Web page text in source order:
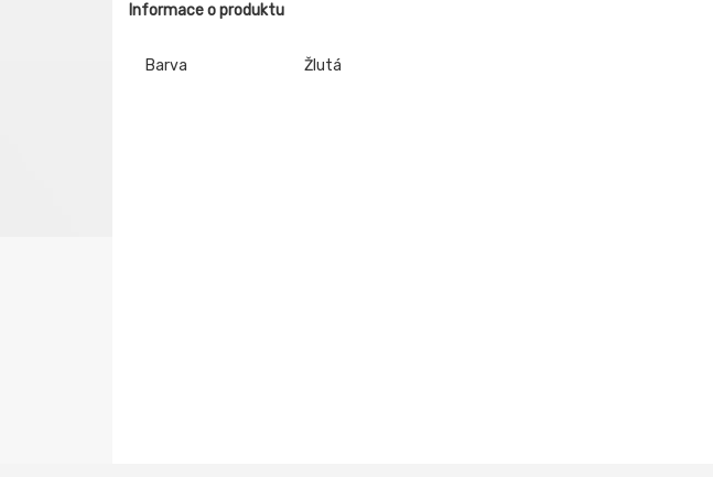
Informace o produktu
Barva Žlutá